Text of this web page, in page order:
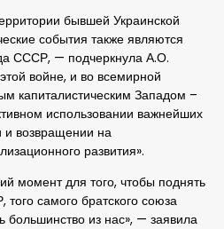
бывшей Украинской
события также являются
СССР, — подчеркнула А.О.
войне, и во всемирной
капиталистическим Западом –
использовании важнейших
и возвращении на
развития».
момент для того, чтобы поднять
самого братского союза
большинство из нас», — заявила